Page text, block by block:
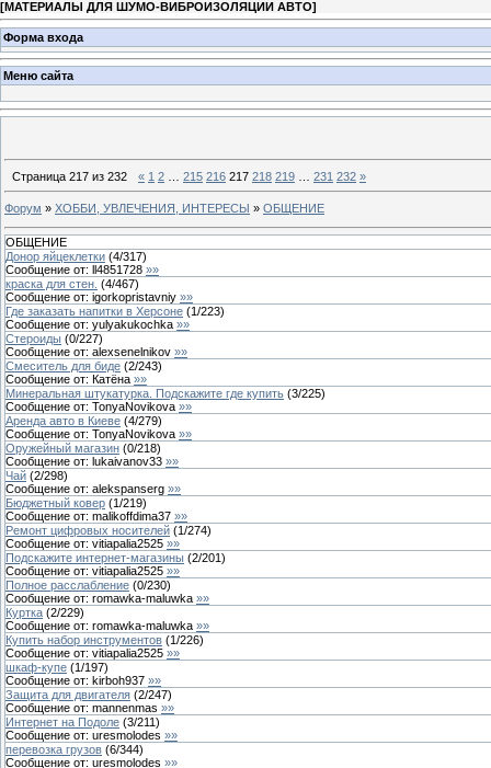
[МАТЕРИАЛЫ ДЛЯ ШУМО-ВИБРОИЗОЛЯЦИИ АВТО]
Форма входа
Меню сайта
Страница 217 из 232 « 1 2 215 216 217 218 219 231 232 »
Форум » ХОББИ, УВЛЕЧЕНИЯ, ИНТЕРЕСЫ » ОБЩЕНИЕ
ОБЩЕНИЕ
Донор яйцеклетки (4/317)
Сообщение от: ll4851728 »»
краска для стен. (4/467)
Сообщение от: igorkopristavniy »»
Где заказать напитки в Херсоне (1/223)
Сообщение от: yulyakukochka »»
Стероиды (0/227)
Сообщение от: alexsenelnikov »»
Смеситель для биде (2/243)
Сообщение от: Катёна »»
Минеральная штукатурка. Подскажите где купить (3/225)
Сообщение от: TonyaNovikova »»
Аренда авто в Киеве (4/279)
Сообщение от: TonyaNovikova »»
Оружейный магазин (0/218)
Сообщение от: lukaivanov33 »»
Чай (2/298)
Сообщение от: alekspanserg »»
Бюджетный ковер (1/219)
Сообщение от: malikoffdima37 »»
Ремонт цифровых носителей (1/274)
Сообщение от: vitiapalia2525 »»
Подскажите интернет-магазины (2/201)
Сообщение от: vitiapalia2525 »»
Полное расслабление (0/230)
Сообщение от: romawka-maluwka »»
Куртка (2/229)
Сообщение от: romawka-maluwka »»
Купить набор инструментов (1/226)
Сообщение от: vitiapalia2525 »»
шкаф-купе (1/197)
Сообщение от: kirboh937 »»
Защита для двигателя (2/247)
Сообщение от: mannenmas »»
Интернет на Подоле (3/211)
Сообщение от: uresmolodes »»
перевозка грузов (6/344)
Сообщение от: uresmolodes »»